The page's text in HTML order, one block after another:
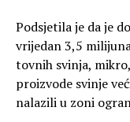
Podsjetila je da je
vrijedan 3,5
tovnih svinja,
proizvode svinje
nalazili u zoni